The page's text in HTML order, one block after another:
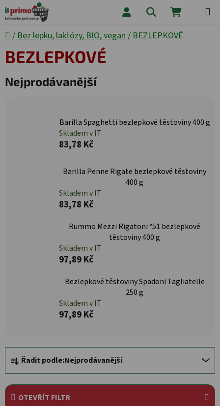
Přejít na obsah Hledat
Domů
/ Bez lepku, laktózy, BIO, vegan / BEZLEPKOVÉ
BEZLEPKOVÉ
Nejprodávanější
Barilla Spaghetti bezlepkové těstoviny 400 g
Skladem v IT
83,78 Kč
Barilla Penne Rigate bezlepkové těstoviny
400 g
Skladem v IT
83,78 Kč
Rummo Mezzi Rigatoni °51 bezlepkové
těstoviny 400 g
Skladem v IT
97,89 Kč
Bezlepkové těstoviny Spadoni Tagliatelle
250 g
Skladem v IT
97,89 Kč
Řazení produktů
Řadit podle:Nejprodávanější
OTEVŘÍT FILTR